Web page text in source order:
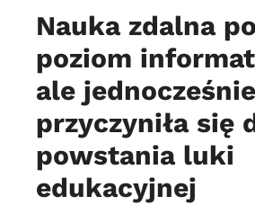
Nauka zdalna
poziom
ale jednocześnie
przyczyniła się
powstania luki
edukacyjnej